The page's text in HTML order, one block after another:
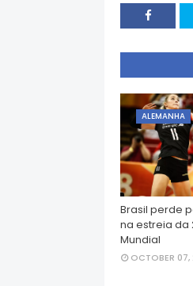
ALEMANHA
Brasil perde
na estreia da
Mundial
OCTOBER 07,